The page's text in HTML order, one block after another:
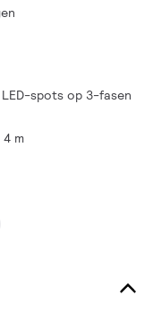
voor
of
spots op 3-fasen
m